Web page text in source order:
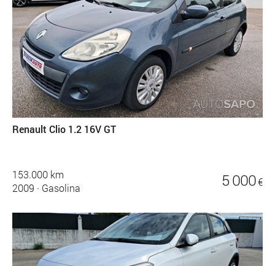
Renault Clio 1.2 16V GT
153.000 km
2009 · Gasolina 5 000 €